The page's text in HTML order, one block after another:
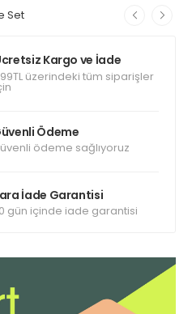
Set
Kargo ve İade
üzerindeki tüm siparişler
Ödeme
ödeme sağlıyoruz
İade Garantisi
gün içinde iade garantisi